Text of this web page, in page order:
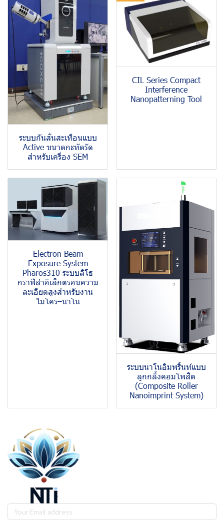
ระบบกันสั่นสะเทือนแบบ
Active ขนาดกะทัดรัด
สำหรับเครื่อง SEM
CIL Series Compact
Interference
Nanopatterning Tool
Electron Beam
Exposure System
Pharos310 ระบบลิโธ
กราฟีลำอิเล็กตรอนความ
ละเอียดสูงสำหรับงาน
ไมโคร–นาโน
ระบบนาโนอิมพริ้นท์แบบ
ลูกกลิ้งคอมโพสิต
(Composite Roller
Nanoimprint System)